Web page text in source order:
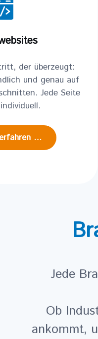
der überzeugt:
und genau auf
Jede Seite
…
Jede
Ob
ankommt,